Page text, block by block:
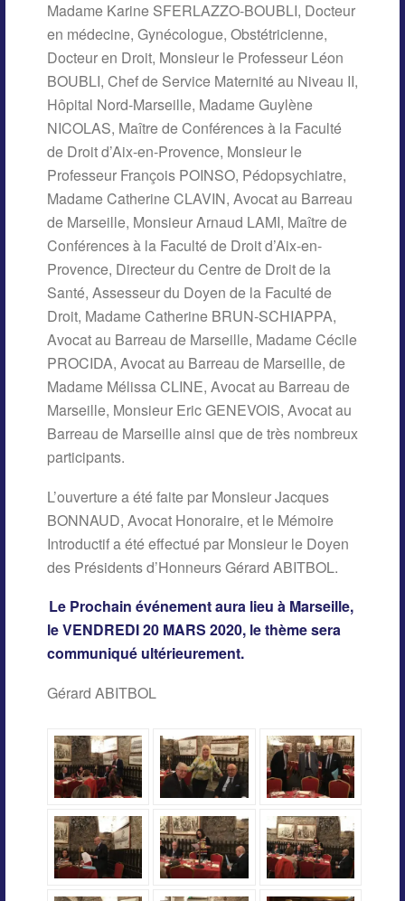
Madame Karine SFERLAZZO-BOUBLI, Docteur
en médecine, Gynécologue, Obstétricienne,
Docteur en Droit, Monsieur le Professeur Léon
BOUBLI, Chef de Service Maternité au Niveau II,
Hôpital Nord-Marseille, Madame Guylène
NICOLAS, Maître de Conférences à la Faculté
de Droit d’Aix-en-Provence, Monsieur le
Professeur François POINSO, Pédopsychiatre,
Madame Catherine CLAVIN, Avocat au Barreau
de Marseille, Monsieur Arnaud LAMI, Maître de
Conférences à la Faculté de Droit d’Aix-en-
Provence, Directeur du Centre de Droit de la
Santé, Assesseur du Doyen de la Faculté de
Droit, Madame Catherine BRUN-SCHIAPPA,
Avocat au Barreau de Marseille, Madame Cécile
PROCIDA, Avocat au Barreau de Marseille, de
Madame Mélissa CLINE, Avocat au Barreau de
Marseille, Monsieur Eric GENEVOIS, Avocat au
Barreau de Marseille ainsi que de très nombreux
participants.
L’ouverture a été faite par Monsieur Jacques
BONNAUD, Avocat Honoraire, et le Mémoire
Introductif a été effectué par Monsieur le Doyen
des Présidents d’Honneurs Gérard ABITBOL.
Le Prochain événement aura lieu à Marseille,
le VENDREDI 20 MARS 2020, le thème sera
communiqué ultérieurement.
Gérard ABITBOL